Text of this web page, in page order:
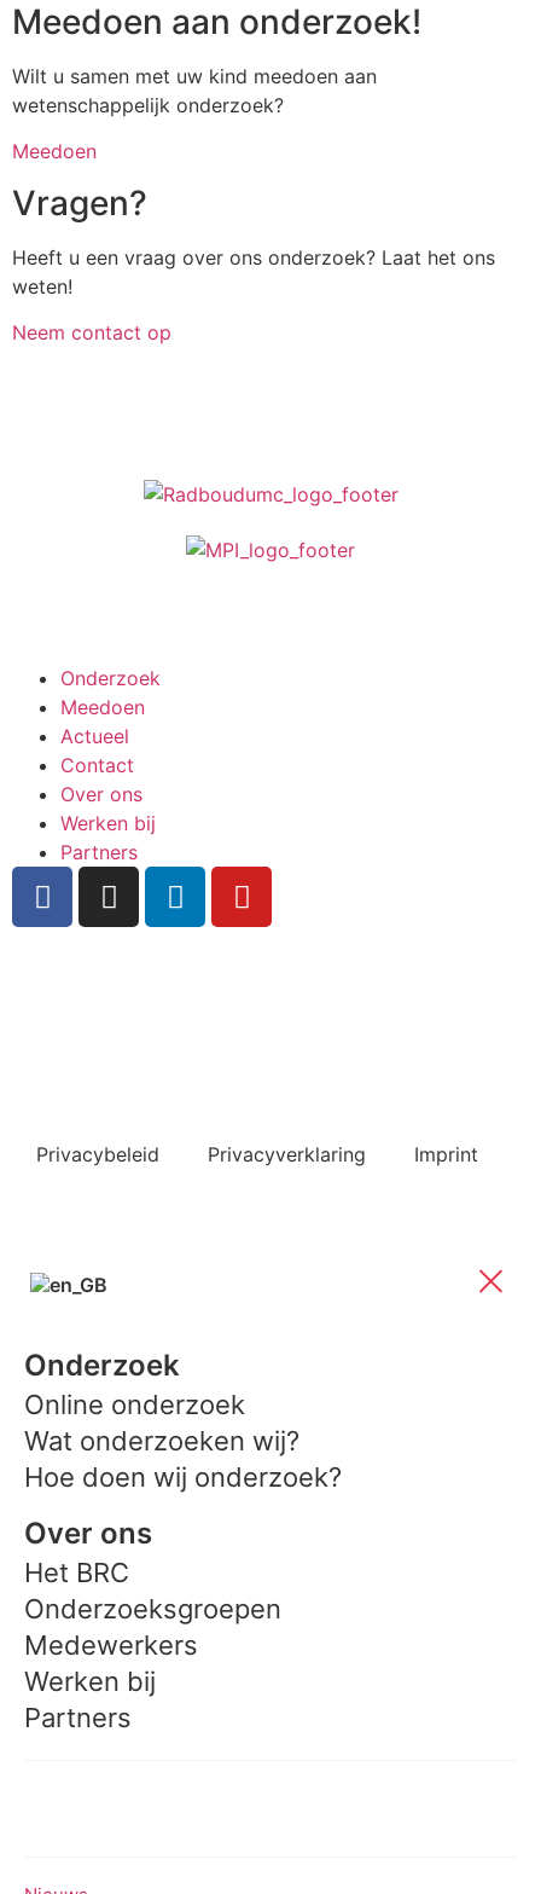
Meedoen aan onderzoek!
Wilt u samen met uw kind meedoen aan
wetenschappelijk onderzoek?
Meedoen
Vragen?
Heeft u een vraag over ons onderzoek? Laat het ons
weten!
Neem contact op
Onderzoek
Meedoen
Actueel
Contact
Over ons
Werken bij
Partners
Privacybeleid Privacyverklaring Imprint
Onderzoek
Online onderzoek
Wat onderzoeken wij?
Hoe doen wij onderzoek?
Over ons
Het BRC
Onderzoeksgroepen
Medewerkers
Werken bij
Partners